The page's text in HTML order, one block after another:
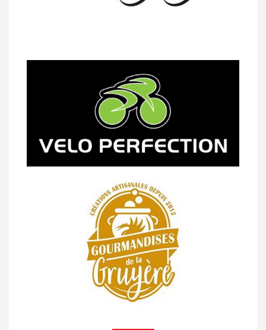
Photos -
Les photos du 5e GP
Semsales (TdC #2)